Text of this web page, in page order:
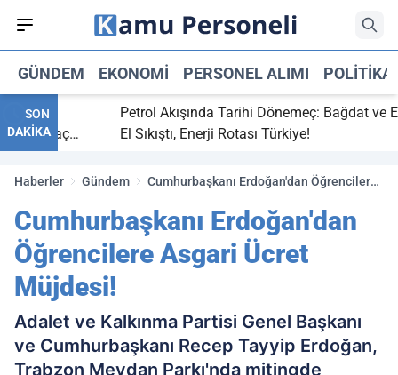
GÜNDEM EKONOMI PERSONEL ALIMI POLITIKA
SON
DAKİKA
bitti,
maç
Petrol Akışında Tarihi Dönemeç: Bağdat ve Erbil
El Sıkıştı, Enerji Rotası Türkiye!
Haberler Gündem
Cumhurbaşkanı Erdoğan'dan Öğrencilere
Cumhurbaşkanı Erdoğan'dan
Öğrencilere Asgari Ücret
Müjdesi!
Adalet ve Kalkınma Partisi Genel Başkanı
ve Cumhurbaşkanı Recep Tayyip Erdoğan,
Trabzon Meydan Parkı'nda mitingde